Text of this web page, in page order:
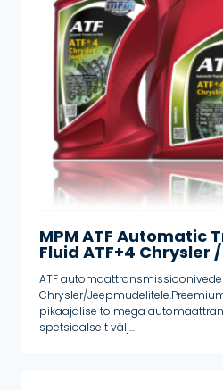
Hüdroõlid
Jahutusvedelikud
Käigukasti ja
Käigukasti õlid
Käte puhastus
Kemikaalid
Külmumisvastane
Määrded
Manuaal ülekanne
Mineraalõlid
Mootoriõlid
MPM ATF Automatic
Fluid ATF+4 Chrysler
ATF
Chrysler/
pikaajalise toimega
spetsiaalselt välj...